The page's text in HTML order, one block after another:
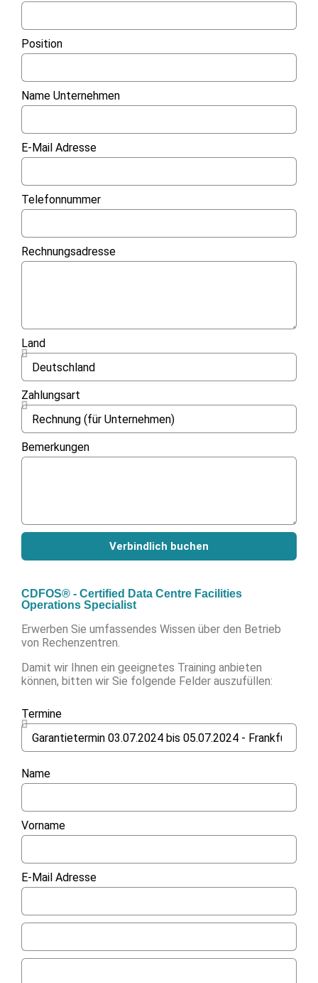
Position
Name Unternehmen
E-Mail Adresse
Telefonnummer
Rechnungsadresse
Land
Zahlungsart
Bemerkungen
Verbindlich buchen
CDFOS® - Certified Data Centre Facilities
Operations Specialist
Erwerben Sie umfassendes Wissen über den Betrieb
von Rechenzentren.
Damit wir Ihnen ein geeignetes Training anbieten
können, bitten wir Sie folgende Felder auszufüllen:
Termine
Name
Vorname
E-Mail Adresse